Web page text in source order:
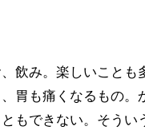
飲み。楽しいことも
胃も痛くなるもの。
もできない。そうい